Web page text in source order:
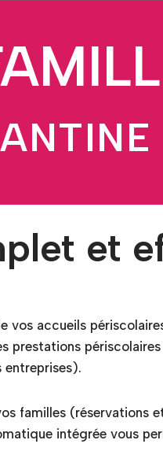
et
accueils
prestations
entreprises).
familles (réservations
intégrée vous